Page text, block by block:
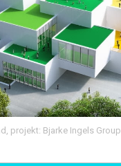
projekt: Bjarke Ingels Group